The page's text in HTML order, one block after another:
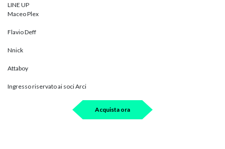
LINE UP
Maceo Plex
Flavio Deff
Nnick
Attaboy
Ingresso riservato ai soci Arci
Acquista ora